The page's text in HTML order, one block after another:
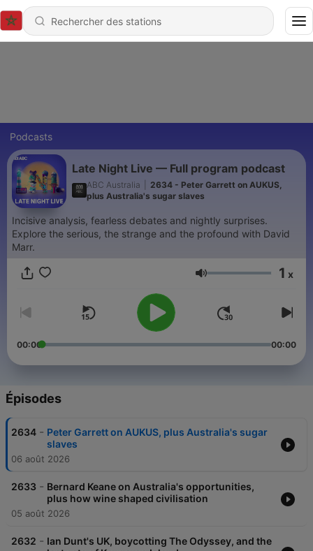
Podcasts
Late Night Live — Full program podcast
ABC Australia
2634 - Peter Garrett on AUKUS,
plus Australia's sugar slaves
Incisive analysis, fearless debates and nightly surprises.
Explore the serious, the strange and the profound with David
Marr.
Volume 1 x
00:00 00:00
Épisodes
2634 - Peter Garrett on AUKUS, plus Australia's sugar
slaves
06 août 2026
2633 - Bernard Keane on Australia's opportunities,
plus how wine shaped civilisation
05 août 2026
2632 - Ian Dunt's UK, boycotting The Odyssey, and the